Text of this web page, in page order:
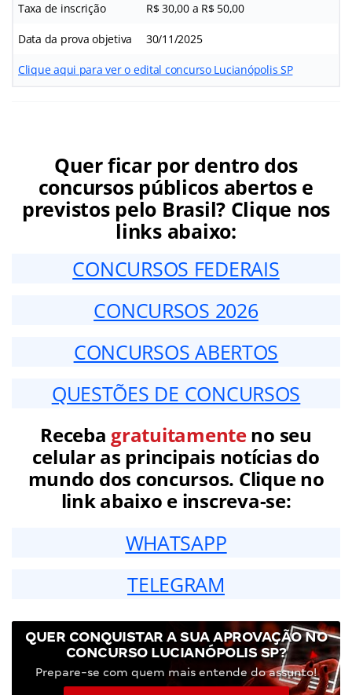
Taxa de inscrição R$ 30,00 a R$ 50,00
Data da prova objetiva 30/11/2025
Clique aqui para ver o edital concurso Lucianópolis SP
Quer ficar por dentro dos
concursos públicos abertos e
previstos pelo Brasil? Clique nos
links abaixo:
CONCURSOS FEDERAIS
CONCURSOS 2026
CONCURSOS ABERTOS
QUESTÕES DE CONCURSOS
Receba gratuitamenteno seu
celular as principais notícias do
mundo dos concursos. Clique no
link abaixo e inscreva-se:
WHATSAPP
TELEGRAM
QUER CONQUISTAR A SUA APROVAÇÃO NO
CONCURSO LUCIANÓPOLIS SP?
Prepare-se com quem mais entende do assunto!